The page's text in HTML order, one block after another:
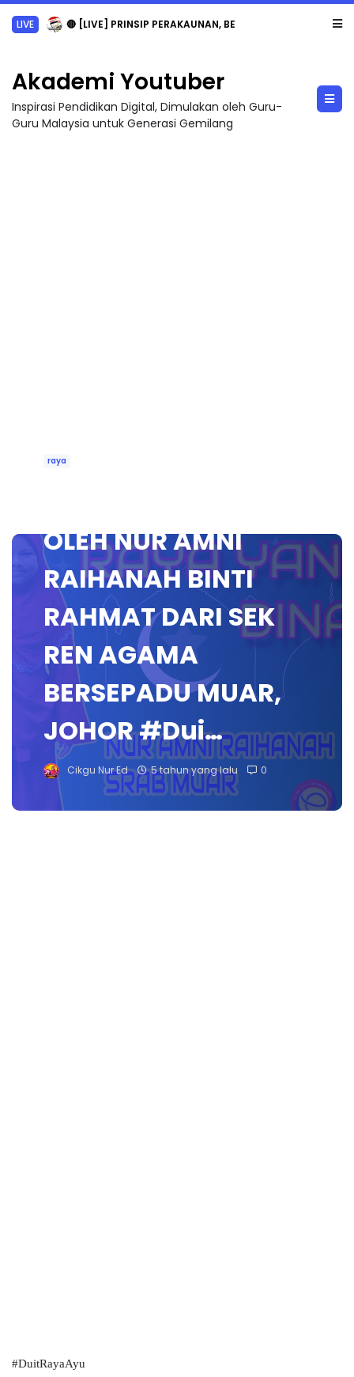
LIVE 🔴 [LIVE] PRINSIP PERAKAUNAN, BEDAH TUNTAS SOALAN 1 TRIAL OLEH CIKGU ...
Akademi Youtuber
Inspirasi Pendidikan Digital, Dimulakan oleh Guru-
Guru Malaysia untuk Generasi Gemilang
raya
OLEH NUR AMNI
RAIHANAH BINTI
RAHMAT DARI SEK
REN AGAMA
BERSEPADU MUAR,
JOHOR #Dui…
Cikgu Nur Ed 5 tahun yang lalu 0
#DuitRayaAyu